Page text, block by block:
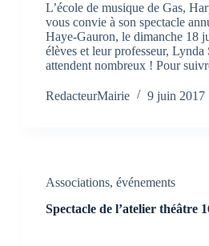
L’école de musique de Gas,
vous convie à son spectacle
Haye-Gauron, le dimanche 18
élèves et leur professeur, Lynda
attendent nombreux ! Pour
RedacteurMairie 9 juin 2017
Associations, événements
Spectacle de l’atelier théâtre